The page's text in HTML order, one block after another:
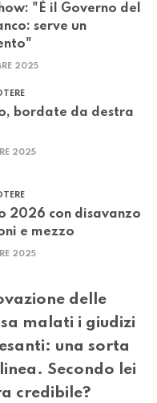
"È il Governo del
serve un
2025
bordate da destra
2025
2026 con disavanzo
e mezzo
2025
delle
malati i giudizi
una sorta
Secondo lei
credibile?